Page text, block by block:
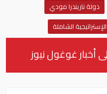
دولة ناريندرا مودي
الشاملة
أخبار غوغول نيوز